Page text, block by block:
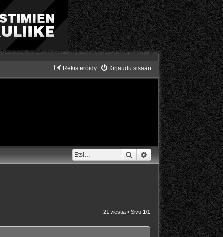
Kirjaudu sisään
Rekisteröidy
Etsi Tarkennettu haku
21 viestiä • Sivu 1 /1